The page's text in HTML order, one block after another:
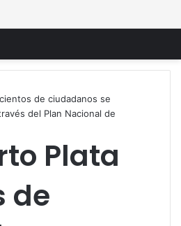
de ciudadanos se
del Plan Nacional de
Plata
de